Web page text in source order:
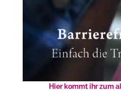
Hier kommt ihr zum